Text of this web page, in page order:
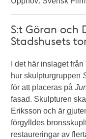
S:t Göran och
Stadshusets
I det här inslaget
hur skulpturgruppen
för att placeras på
fasad. Skulpturen
Eriksson och är
förgylldes
restaureringar av